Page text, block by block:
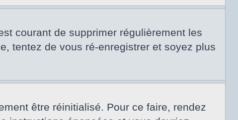
courant de supprimer régulièrement les
tentez de vous ré-enregistrer et soyez plus
être réinitialisé. Pour ce faire, rendez